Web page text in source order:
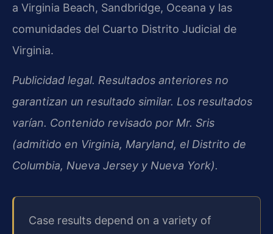
a Virginia Beach, Sandbridge, Oceana y las
comunidades del Cuarto Distrito Judicial de
Virginia.
Publicidad legal. Resultados anteriores no
garantizan un resultado similar. Los resultados
varían. Contenido revisado por Mr. Sris
(admitido en Virginia, Maryland, el Distrito de
Columbia, Nueva Jersey y Nueva York).
Case results depend on a variety of